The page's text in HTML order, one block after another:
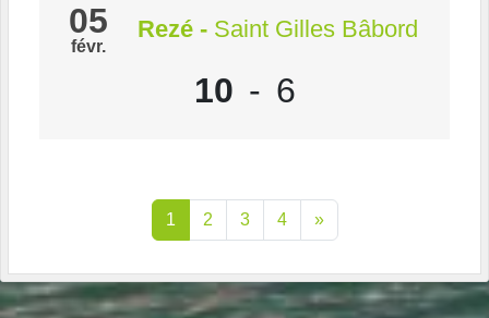
05
févr.
Rezé - Saint Gilles Bâbord
10 - 6
1 2 3 4 »